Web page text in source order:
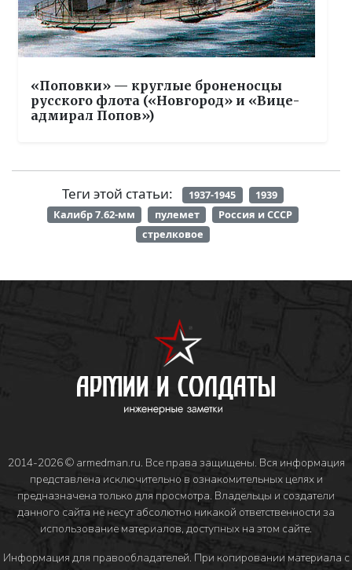
«Поповки» — круглые броненосцы
русского флота («Новгород» и «Вице-
адмирал Попов»)
Теги этой статьи: 1937-1945
1939
Калибр 7.62-мм
пулемет
Россия и СССР
стрелковое
2014-2026 © armedman.ru. Все права защищены. Вся информация
представлена исключительно в ознакомительных целях и
предназначена только для просмотра. Владельцы и создатели
данного сайта не несут абсолютно никакой ответственности за
использование материалов, доступных на этом сайте.
Информация для правообладателей. При копировании материала с